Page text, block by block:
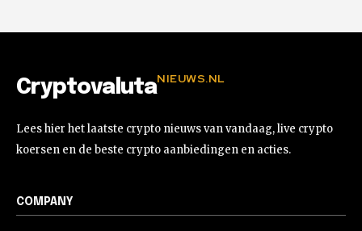
CryptovalutaNIEUWS.NL
Lees hier het laatste crypto nieuws van vandaag, live crypto
koersen en de beste crypto aanbiedingen en acties.
COMPANY